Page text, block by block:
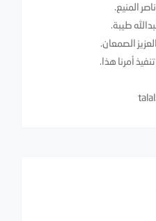
المنيع.
طيبة.
الصمعان.
أمرنا هذا.